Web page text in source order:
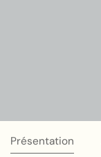
Présentation